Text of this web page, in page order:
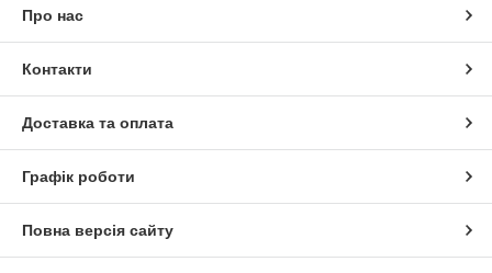
Про нас
Контакти
Доставка та оплата
Графік роботи
Повна версія сайту